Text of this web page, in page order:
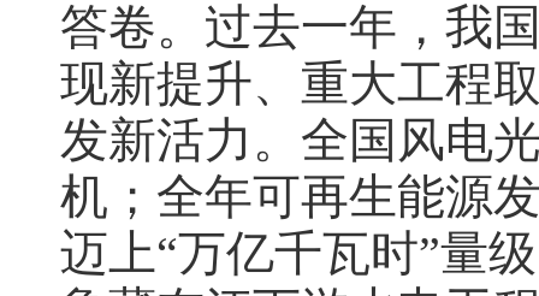
答卷。过去一年，我
现新提升、重大工程
发新活力。全国风电
机；全年可再生能源
迈上“万亿千瓦时”量